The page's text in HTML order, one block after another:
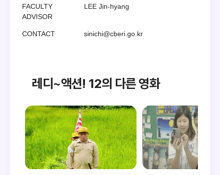
FACULTY
ADVISOR
LEE Jin-hyang
CONTACT sinichi@cberi.go.kr
레디~액션! 12의 다른 영화